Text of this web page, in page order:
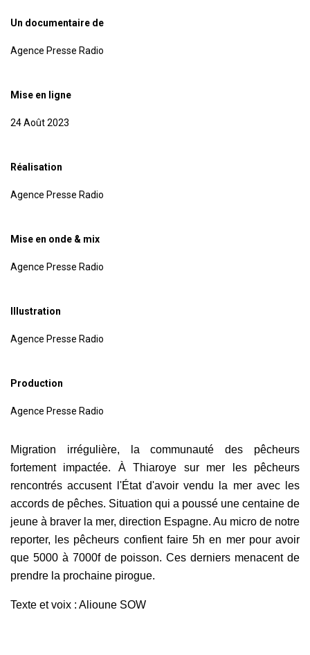
Un documentaire de
Agence Presse Radio
Mise en ligne
24 Août 2023
Réalisation
Agence Presse Radio
Mise en onde & mix
Agence Presse Radio
Illustration
Agence Presse Radio
Production
Agence Presse Radio
Migration irrégulière, la communauté des pêcheurs
fortement impactée. À Thiaroye sur mer les pêcheurs
rencontrés accusent l'État d'avoir vendu la mer avec les
accords de pêches. Situation qui a poussé une centaine de
jeune à braver la mer, direction Espagne. Au micro de notre
reporter, les pêcheurs confient faire 5h en mer pour avoir
que 5000 à 7000f de poisson. Ces derniers menacent de
prendre la prochaine pirogue.
Texte et voix : Alioune SOW